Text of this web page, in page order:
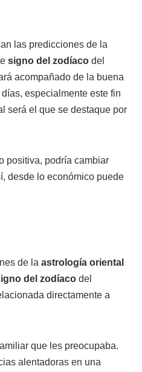
las predicciones de la
signo del zodíaco del
acompañado de la buena
especialmente este fin
será el que se destaque por
positiva, podría cambiar
desde lo económico puede
de la astrología oriental
del zodíaco del
directamente a
que les preocupaba.
alentadoras en una